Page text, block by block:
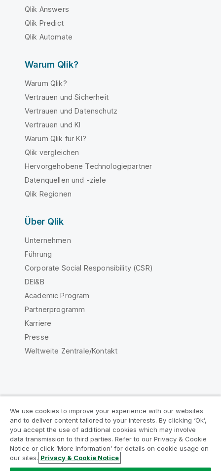
Qlik Answers
Qlik Predict
Qlik Automate
Warum Qlik?
Warum Qlik?
Vertrauen und Sicherheit
Vertrauen und Datenschutz
Vertrauen und KI
Warum Qlik für KI?
Qlik vergleichen
Hervorgehobene Technologiepartner
Datenquellen und -ziele
Qlik Regionen
Über Qlik
Unternehmen
Führung
Corporate Social Responsibility (CSR)
DEI&B
Academic Program
Partnerprogramm
Karriere
Presse
Weltweite Zentrale/Kontakt
Rechtliche Vereinbarungen
Produktbedingungen
Legal Policies
Legal Policies
Benutzungsbedingungen
Marken
Do Not Share My Info
We use cookies to improve your experience with our websites
and to deliver content tailored to your interests. By clicking ‘Ok’,
you accept the use of additional cookies which may involve
data transmission to third parties. Refer to our Privacy & Cookie
Notice or click ‘More Information’ for details on cookie usage on
our sites. Privacy & Cookie Notice